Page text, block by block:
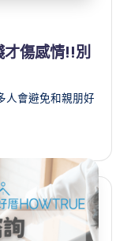
才傷感情!!別
人會避免和親朋好